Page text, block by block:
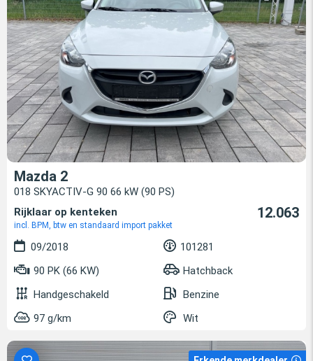
Mazda 2
018 SKYACTIV-G 90 66 kW (90 PS)
Rijklaar op kenteken
incl. BPM, btw en standaard import pakket
12.063
09/2018
101281
90 PK (66 KW)
Hatchback
Handgeschakeld
Benzine
97 g/km
Wit